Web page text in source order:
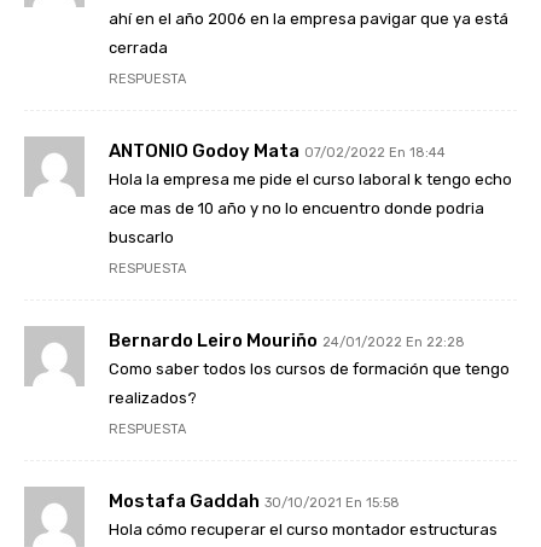
ahí en el año 2006 en la empresa pavigar que ya está
cerrada
RESPUESTA
ANTONIO Godoy Mata 07/02/2022 En 18:44
Hola la empresa me pide el curso laboral k tengo echo
ace mas de 10 año y no lo encuentro donde podria
buscarlo
RESPUESTA
Bernardo Leiro Mouriño 24/01/2022 En 22:28
Como saber todos los cursos de formación que tengo
realizados?
RESPUESTA
Mostafa Gaddah 30/10/2021 En 15:58
Hola cómo recuperar el curso montador estructuras